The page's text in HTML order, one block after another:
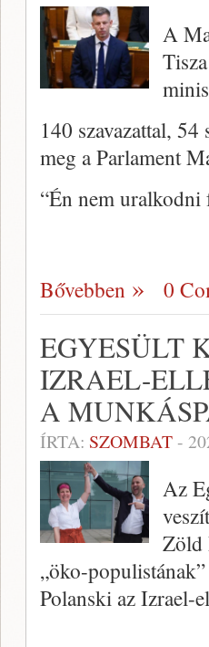
A
140 szavazattal, 54
meg a Parlament
“Én nem
Bővebben 0
EGYESÜLT
IZRAEL-
A
ÍRTA: SZOMBAT-
Az
Zöld
„öko-
Polanski az Izrael-